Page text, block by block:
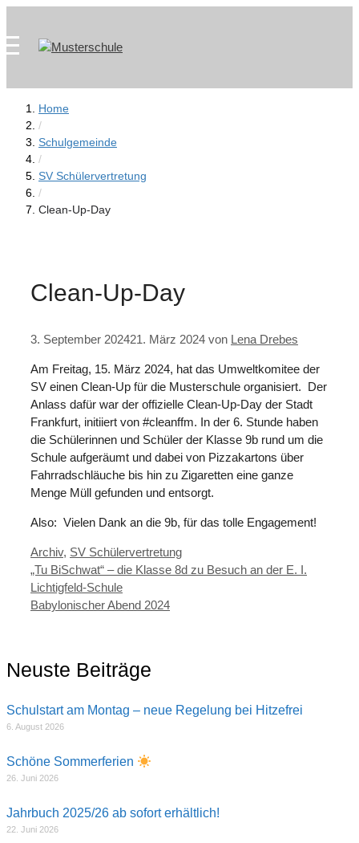
springen
content
Home
/
Schulgemeinde
/
SV Schülervertretung
/
Clean-Up-Day
Clean-Up-Day
3. September 202421. März 2024 von Lena Drebes
Am Freitag, 15. März 2024, hat das Umweltkomitee der
SV einen Clean-Up für die Musterschule organisiert. Der
Anlass dafür war der offizielle Clean-Up-Day der Stadt
Frankfurt, initiiert von #cleanffm. In der 6. Stunde haben
die Schülerinnen und Schüler der Klasse 9b rund um die
Schule aufgeräumt und dabei von Pizzakartons über
Fahrradschläuche bis hin zu Zigaretten eine ganze
Menge Müll gefunden und entsorgt.
Also: Vielen Dank an die 9b, für das tolle Engagement!
Kategorien
Archiv, SV Schülervertretung
„Tu BiSchwat“ – die Klasse 8d zu Besuch an der E. I.
Lichtigfeld-Schule
Babylonischer Abend 2024
Neuste Beiträge
Schulstart am Montag – neue Regelung bei Hitzefrei
6. August 2026
Schöne Sommerferien
26. Juni 2026
Jahrbuch 2025/26 ab sofort erhältlich!
22. Juni 2026